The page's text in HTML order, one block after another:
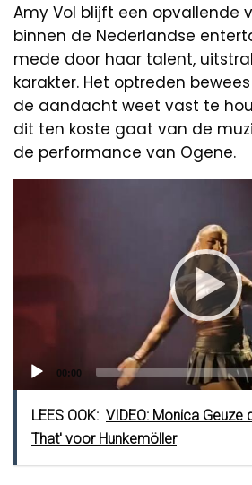
Amy Vol blijft een opvallende
binnen de Nederlandse
mede door haar talent,
karakter. Het optreden
de aandacht weet vast te
dit ten koste gaat van de
de performance van Ogene.
Current
00:00
LEES OOK: VIDEO: Monica Geuze
That' voor Hunkemöller